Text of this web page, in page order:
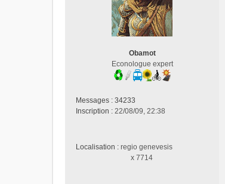
Obamot
Econologue expert
Messages : 34233
Inscription : 22/08/09, 22:38
Localisation : regio genevesis
x 7714